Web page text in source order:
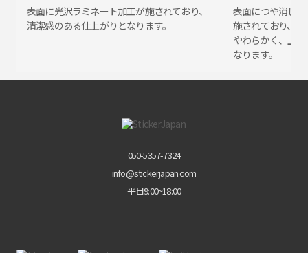
表面に光沢ラミネート加工が施されており、
清潔感のある仕上がりとなります。
表面につや消し
施されており、
やわらかく、
上
なります。
050-5357-7324
info@stickerjapan.com
平日9:00~18:00